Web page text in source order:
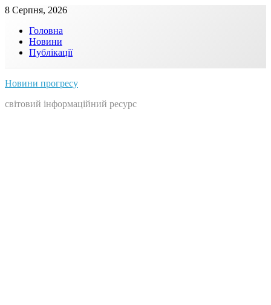
Skip
content
8 Серпня, 2026
Головна
Новини
Публікації
Новини прогресу
світовий інформаційний ресурс